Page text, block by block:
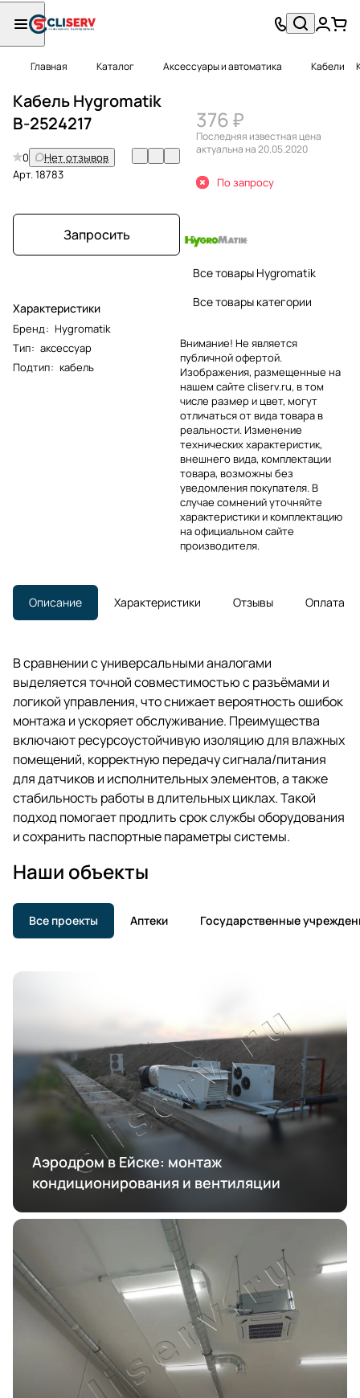
Главная Каталог Аксессуары и автоматика Кабели
Кабель Hygromatik
B-2524217
0
Нет отзывов
Арт.18783
Запросить
Характеристики
Бренд: Hygromatik
Тип: аксессуар
Подтип: кабель
376 ₽
Последняя известная цена
актуальна на 20.05.2020
По запросу
Все товары Hygromatik
Все товары категории
Внимание! Не является
публичной офертой.
Изображения, размещенные на
нашем сайте cliserv.ru, в том
числе размер и цвет, могут
отличаться от вида товара в
реальности. Изменение
технических характеристик,
внешнего вида, комплектации
товара, возможны без
уведомления покупателя. В
случае сомнений уточняйте
характеристики и комплектацию
на официальном сайте
производителя.
Описание Характеристики Отзывы Оплата
В сравнении с универсальными аналогами
выделяется точной совместимостью с разъёмами и
логикой управления, что снижает вероятность ошибок
монтажа и ускоряет обслуживание. Преимущества
включают ресурсоустойчивую изоляцию для влажных
помещений, корректную передачу сигнала/питания
для датчиков и исполнительных элементов, а также
стабильность работы в длительных циклах. Такой
подход помогает продлить срок службы оборудования
и сохранить паспортные параметры системы.
Наши объекты
Все проекты Аптеки Государственные
Аэродром в Ейске: монтаж
кондиционирования и вентиляции